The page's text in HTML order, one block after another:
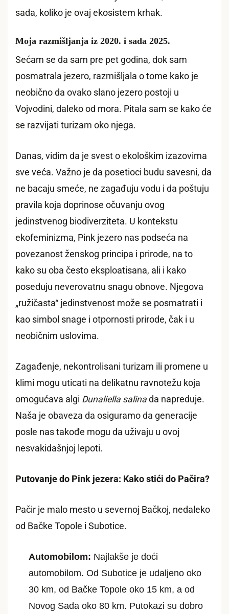
sada, koliko je ovaj ekosistem krhak.
Moja razmišljanja iz 2020. i sada 2025.
Sećam se da sam pre pet godina, dok sam
posmatrala jezero, razmišljala o tome kako je
neobično da ovako slano jezero postoji u
Vojvodini, daleko od mora. Pitala sam se kako će
se razvijati turizam oko njega.
Danas, vidim da je svest o ekološkim izazovima
sve veća. Važno je da posetioci budu savesni, da
ne bacaju smeće, ne zagađuju vodu i da poštuju
pravila koja doprinose očuvanju ovog
jedinstvenog biodiverziteta. U kontekstu
ekofeminizma, Pink jezero nas podseća na
povezanost ženskog principa i prirode, na to
kako su oba često eksploatisana, ali i kako
poseduju neverovatnu snagu obnove. Njegova
„ružičasta“ jedinstvenost može se posmatrati i
kao simbol snage i otpornosti prirode, čak i u
neobičnim uslovima.
Zagađenje, nekontrolisani turizam ili promene u
klimi mogu uticati na delikatnu ravnotežu koja
omogućava algi Dunaliella salina da napreduje.
Naša je obaveza da osiguramo da generacije
posle nas takođe mogu da uživaju u ovoj
nesvakidašnjoj lepoti.
Putovanje do Pink jezera: Kako stići do Pačira?
Pačir je malo mesto u severnoj Bačkoj, nedaleko
od Bačke Topole i Subotice.
Automobilom: Najlakše je doći
automobilom. Od Subotice je udaljeno oko
30 km, od Bačke Topole oko 15 km, a od
Novog Sada oko 80 km. Putokazi su dobro